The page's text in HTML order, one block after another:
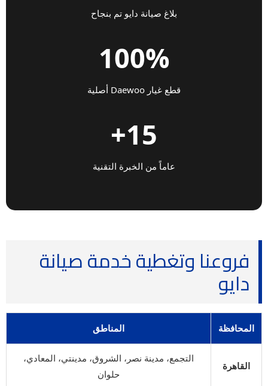
بلاغ صيانة دايو تم بنجاح
100%
قطع غيار Daewoo أصلية
15+
عاماً من الخبرة التقنية
فروعنا وتغطية خدمة صيانة
دايو
المحافظة المناطق
القاهرة
التجمع، مدينة نصر، الشروق، مدينتي، المعادي،
حلوان